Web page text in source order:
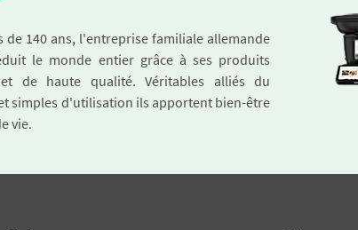
de 140 ans, l'entreprise familiale allemande
le monde entier grâce à ses produits
de haute qualité. Véritables alliés du
simples d'utilisation ils apportent bien-être
vie.